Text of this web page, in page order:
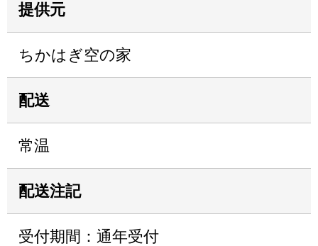
提供元
ちかはぎ空の家
配送
常温
配送注記
受付期間：通年受付